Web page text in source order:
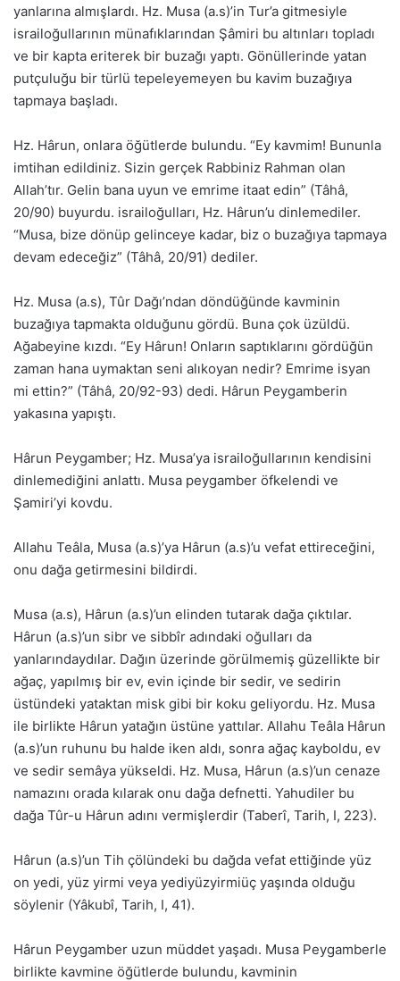
yanlarına almışlardı. Hz. Musa (a.s)’in Tur’a gitmesiyle
israiloğullarının münafıklarından Şâmiri bu altınları topladı
ve bir kapta eriterek bir buzağı yaptı. Gönüllerinde yatan
putçuluğu bir türlü tepeleyemeyen bu kavim buzağıya
tapmaya başladı.
Hz. Hârun, onlara öğütlerde bulundu. “Ey kavmim! Bununla
imtihan edildiniz. Sizin gerçek Rabbiniz Rahman olan
Allah’tır. Gelin bana uyun ve emrime itaat edin” (Tâhâ,
20/90) buyurdu. israiloğulları, Hz. Hârun’u dinlemediler.
“Musa, bize dönüp gelinceye kadar, biz o buzağıya tapmaya
devam edeceğiz” (Tâhâ, 20/91) dediler.
Hz. Musa (a.s), Tûr Dağı’ndan döndüğünde kavminin
buzağıya tapmakta olduğunu gördü. Buna çok üzüldü.
Ağabeyine kızdı. “Ey Hârun! Onların saptıklarını gördüğün
zaman hana uymaktan seni alıkoyan nedir? Emrime isyan
mi ettin?” (Tâhâ, 20/92-93) dedi. Hârun Peygamberin
yakasına yapıştı.
Hârun Peygamber; Hz. Musa’ya israiloğullarının kendisini
dinlemediğini anlattı. Musa peygamber öfkelendi ve
Şamiri’yi kovdu.
Allahu Teâla, Musa (a.s)’ya Hârun (a.s)’u vefat ettireceğini,
onu dağa getirmesini bildirdi.
Musa (a.s), Hârun (a.s)’un elinden tutarak dağa çıktılar.
Hârun (a.s)’un sibr ve sibbîr adındaki oğulları da
yanlarındaydılar. Dağın üzerinde görülmemiş güzellikte bir
ağaç, yapılmış bir ev, evin içinde bir sedir, ve sedirin
üstündeki yataktan misk gibi bir koku geliyordu. Hz. Musa
ile birlikte Hârun yatağın üstüne yattılar. Allahu Teâla Hârun
(a.s)’un ruhunu bu halde iken aldı, sonra ağaç kayboldu, ev
ve sedir semâya yükseldi. Hz. Musa, Hârun (a.s)’un cenaze
namazını orada kılarak onu dağa defnetti. Yahudiler bu
dağa Tûr-u Hârun adını vermişlerdir (Taberî, Tarih, I, 223).
Hârun (a.s)’un Tih çölündeki bu dağda vefat ettiğinde yüz
on yedi, yüz yirmi veya yediyüzyirmiüç yaşında olduğu
söylenir (Yâkubî, Tarih, I, 41).
Hârun Peygamber uzun müddet yaşadı. Musa Peygamberle
birlikte kavmine öğütlerde bulundu, kavminin